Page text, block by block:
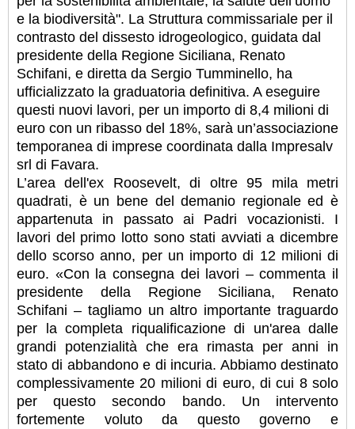
e la biodiversità". La Struttura commissariale per il
contrasto del dissesto idrogeologico, guidata dal
presidente della Regione Siciliana, Renato
Schifani, e diretta da Sergio Tumminello, ha
ufficializzato la graduatoria definitiva. A eseguire
questi nuovi lavori, per un importo di 8,4 milioni di
euro con un ribasso del 18%, sarà un’associazione
temporanea di imprese coordinata dalla Impresalv
srl di Favara.
L’area dell'ex Roosevelt, di oltre 95 mila metri
quadrati, è un bene del demanio regionale ed è
appartenuta in passato ai Padri vocazionisti. I
lavori del primo lotto sono stati avviati a dicembre
dello scorso anno, per un importo di 12 milioni di
euro. «Con la consegna dei lavori – commenta il
presidente della Regione Siciliana, Renato
Schifani – tagliamo un altro importante traguardo
per la completa riqualificazione di un'area dalle
grandi potenzialità che era rimasta per anni in
stato di abbandono e di incuria. Abbiamo destinato
complessivamente 20 milioni di euro, di cui 8 solo
per questo secondo bando. Un intervento
fortemente voluto da questo governo e